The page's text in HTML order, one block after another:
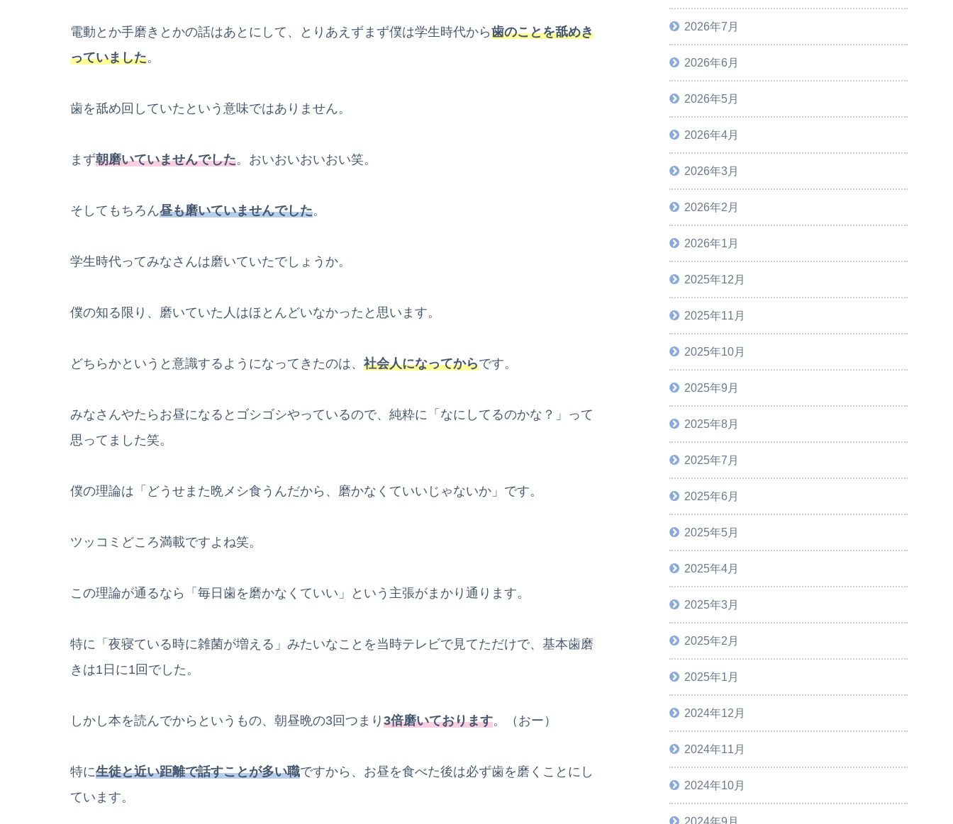
電動とか手磨きとかの話はあとにして、とりあえずまず僕は学生時代から歯のことを舐めき
っていました。
歯を舐め回していたという意味ではありません。
まず朝磨いていませんでした。おいおいおいおい笑。
そしてもちろん昼も磨いていませんでした。
学生時代ってみなさんは磨いていたでしょうか。
僕の知る限り、磨いていた人はほとんどいなかったと思います。
どちらかというと意識するようになってきたのは、 社会人になってからです。
みなさんやたらお昼になるとゴシゴシやっているので、純粋に「なにしてるのかな？」って
思ってました笑。
僕の理論は「どうせまた晩メシ食うんだから、磨かなくていいじゃないか」です。
ツッコミどころ満載ですよね笑。
この理論が通るなら「毎日歯を磨かなくていい」という主張がまかり通ります。
特に「夜寝ている時に雑菌が増える」みたいなことを当時テレビで見てただけで、基本歯磨
きは1日に1回でした。
しかし本を読んでからというもの、朝昼晩の3回つまり 3倍磨いております。（おー）
特に生徒と近い距離で話すことが多い職ですから、お昼を食べた後は必ず歯を磨くことにし
ています。
2026年7月
2026年6月
2026年5月
2026年4月
2026年3月
2026年2月
2026年1月
2025年12月
2025年11月
2025年10月
2025年9月
2025年8月
2025年7月
2025年6月
2025年5月
2025年4月
2025年3月
2025年2月
2025年1月
2024年12月
2024年11月
2024年10月
2024年9月